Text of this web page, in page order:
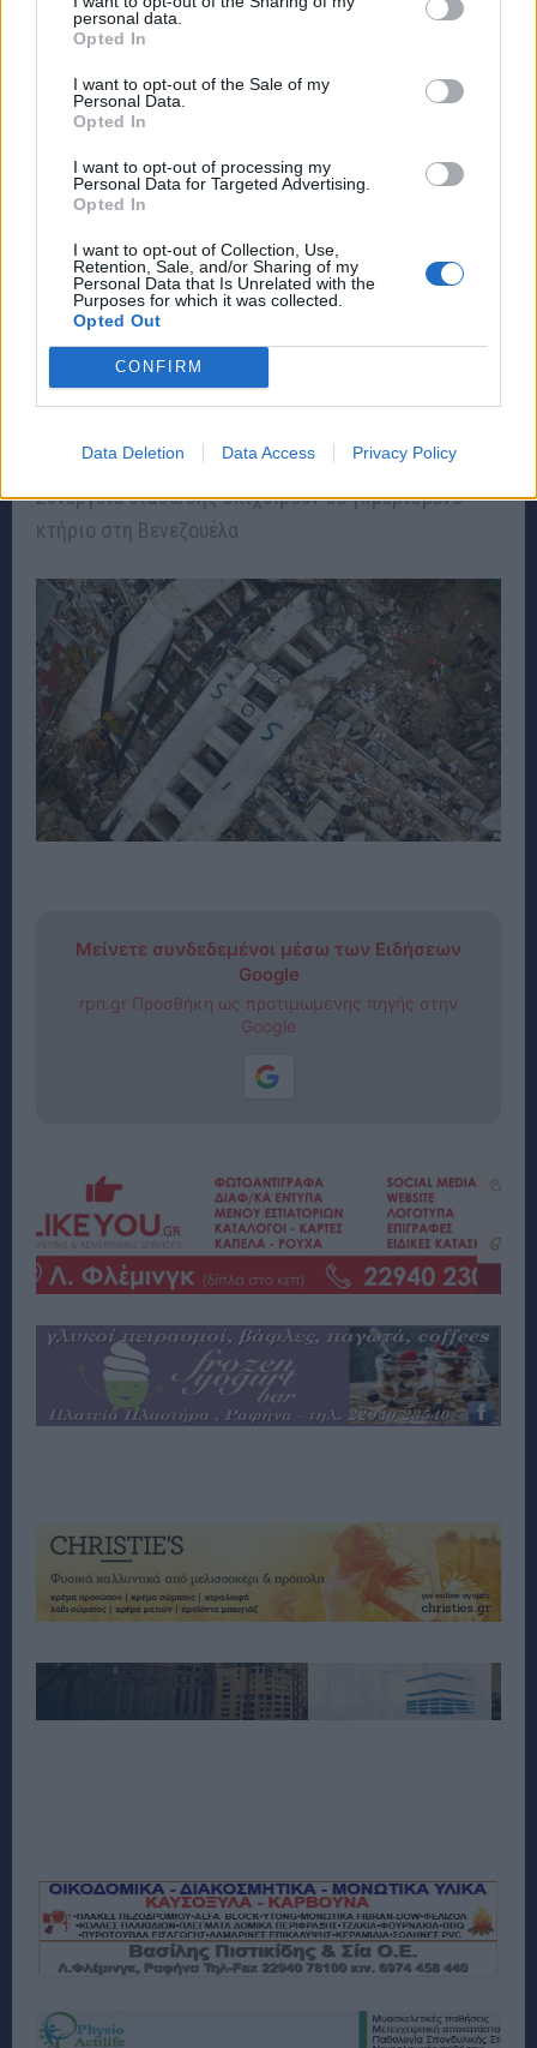
personal data.
Opted In
I want to opt-out of the Sale of my
Personal Data.
Opted In
I want to opt-out of processing my
Personal Data for Targeted Advertising.
Opted In
I want to opt-out of Collection, Use,
Retention, Sale, and/or Sharing of my
Personal Data that Is Unrelated with the
Purposes for which it was collected.
Opted Out
CONFIRM
Data Deletion Data Access Privacy Policy
Συνεργεία διάσωσης επιχειρούν σε γκρεμισμένο
κτήριο στη Βενεζουέλα
Μείνετε συνδεδεμένοι μέσω των Ειδήσεων
Google
rpn.gr Προσθήκη ως προτιμώμενης πηγής στην
Google